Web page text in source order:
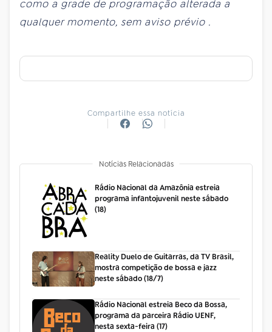
como a grade de programação alterada a
qualquer momento, sem aviso prévio .
Compartilhe essa notícia
Notícias Relacionadas
Rádio Nacional da Amazônia estreia
programa infantojuvenil neste sábado
(18)
Reality Duelo de Guitarras, da TV Brasil,
mostra competição de bossa e jazz
neste sábado (18/7)
Rádio Nacional estreia Beco da Bossa,
programa da parceira Rádio UENF,
nesta sexta-feira (17)